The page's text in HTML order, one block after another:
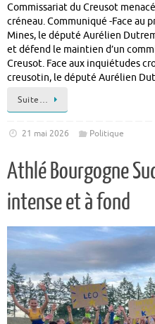
Commissariat du Creusot
créneau. Communiqué -Face au
Mines, le député Aurélien
et défend le maintien d’un
Creusot. Face aux inquiétudes
creusotin, le député Aurélien
Suite…
21 mai 2026 Politique
Athlé Bourgogne
intense et à fond